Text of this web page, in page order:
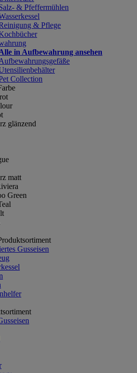
& Pfeffermühlen
& Pflege
in Aufbewahrung ansehen
Collection
glänzend
matt
Green
Gusseisen